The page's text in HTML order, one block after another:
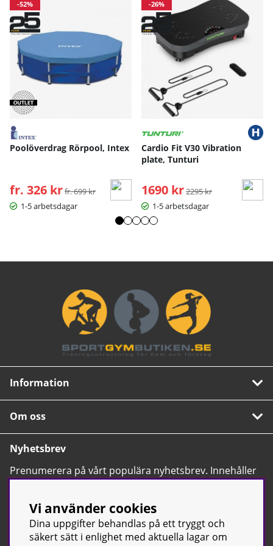
-52%
Poolöverdrag Rörpool, Intex
fr. 326 kr Ordinarie pris:
fr. 699 kr
1-5 arbetsdagar
-26%
Cardio Fit V30 Vibration
plate, Tunturi
1690 kr Ordinarie pris:
2295 kr
1-5 arbetsdagar
Information
Om oss
Nyhetsbrev
Prenumerera på vårt populära nyhetsbrev. Innehåller
tips, nyheter och våra allra bästa erbjudanden.
Vi använder cookies
Dina uppgifter behandlas på ett tryggt och
säkert sätt i enlighet med aktuella lagar om